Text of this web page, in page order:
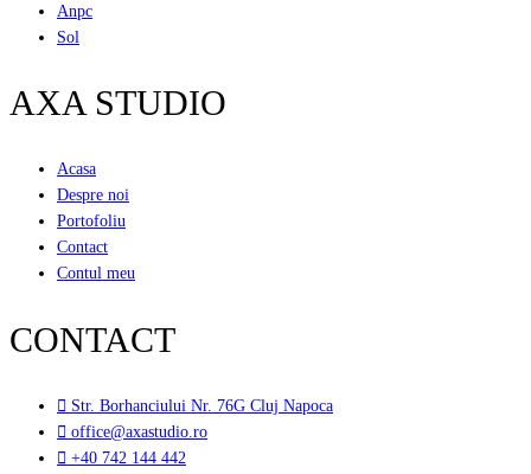
Anpc
Sol
AXA STUDIO
Acasa
Despre noi
Portofoliu
Contact
Contul meu
CONTACT
Str. Borhanciului Nr. 76G Cluj Napoca
office@axastudio.ro
+40 742 144 442